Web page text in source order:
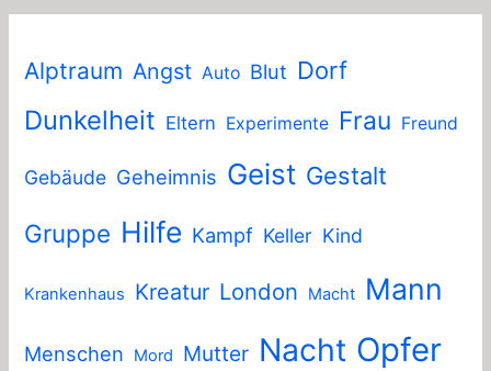
Alptraum Angst Auto Blut Dorf
Dunkelheit Eltern Experimente Frau Freund
Gebäude Geheimnis Geist Gestalt
Gruppe Hilfe Kampf Keller Kind
Krankenhaus Kreatur London Macht Mann
Menschen Mord Mutter Nacht Opfer